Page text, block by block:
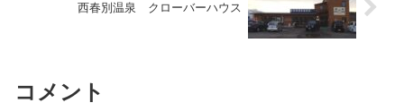
西春別温泉 クローバーハウス
コメント